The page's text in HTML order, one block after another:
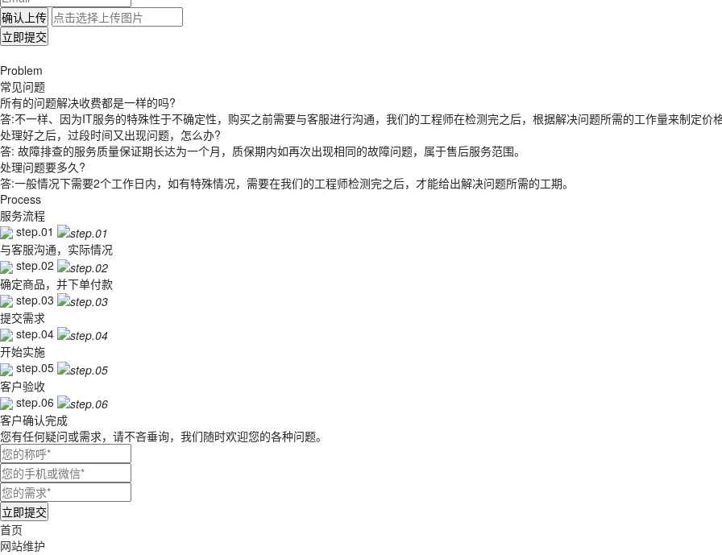
确认上传
立即提交
Problem
常见问题
所有的问题解决收费都是一样的吗?
答:不一样、因为IT服务的特殊性于不确定性，购买之前需要与客服进行沟通，我们的工程师在检测完之后，根据解决问题所需的工作量来制定价
处理好之后，过段时间又出现问题，怎么办?
答: 故障排查的服务质量保证期长达为一个月，质保期内如再次出现相同的故障问题，属于售后服务范围。
处理问题要多久?
答:一般情况下需要2个工作日内，如有特殊情况，需要在我们的工程师检测完之后，才能给出解决问题所需的工期。
Process
服务流程
step.01
与客服沟通，实际情况
step.02
确定商品，并下单付款
step.03
提交需求
step.04
开始实施
step.05
客户验收
step.06
客户确认完成
您有任何疑问或需求，请不吝垂询，我们随时欢迎您的各种问题。
立即提交
首页
网站维护